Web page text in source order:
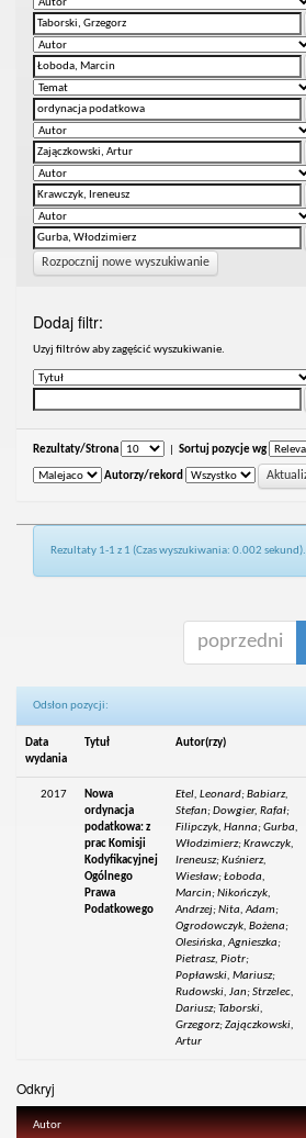
Rozpocznij nowe wyszukiwanie
Dodaj filtr:
Uzyj filtrów aby zagęścić wyszukiwanie.
Rezultaty/Strona Sortuj pozycje wg
Autorzy/rekord
Rezultaty 1-1 z 1 (Czas wyszukiwania: 0.002 sekund).
poprzedni
Odsłon pozycji:
Data
wydania
Tytuł Autor(rzy)
2017
Nowa
ordynacja
podatkowa: z
prac Komisji
Kodyfikacyjnej
Ogólnego
Prawa
Podatkowego
Etel, Leonard; Babiarz,
Stefan; Dowgier, Rafał;
Filipczyk, Hanna; Gurba,
Włodzimierz; Krawczyk,
Ireneusz; Kuśnierz,
Wiesław; Łoboda,
Marcin; Nikończyk,
Andrzej; Nita, Adam;
Ogrodowczyk, Bożena;
Olesińska, Agnieszka;
Pietrasz, Piotr;
Popławski, Mariusz;
Rudowski, Jan; Strzelec,
Dariusz; Taborski,
Grzegorz; Zajączkowski,
Artur
Odkryj
Autor